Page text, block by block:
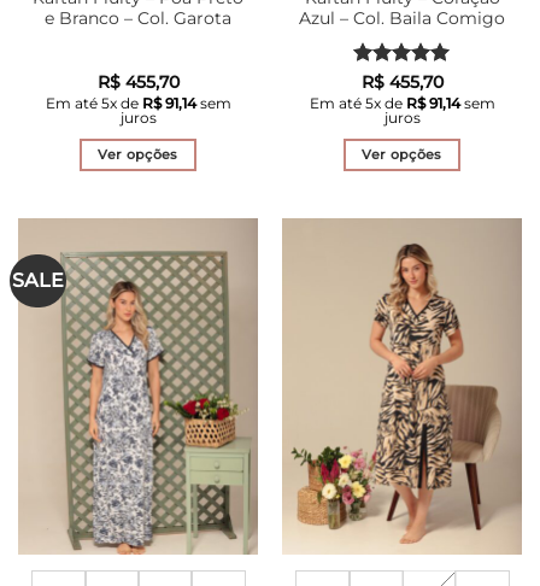
e Branco – Col. Garota
R$455,70
Em até 5x de R$91,14sem
juros
Ver opções
várias
variantes.
As
opções
podem
ser
escolhidas
na
página
do
produto
Azul – Col. Baila Comigo
Avaliação5
de 5
R$455,70
Em até 5x de R$91,14sem
juros
Ver opções
várias
variantes.
As
opções
podem
ser
escolhidas
na
página
do
produto
SALE